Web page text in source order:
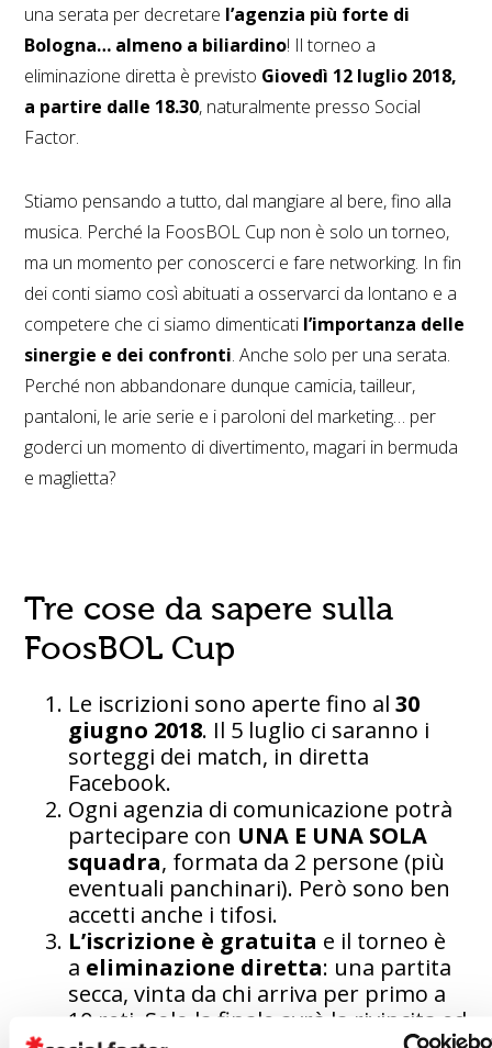
una serata per decretare l’agenzia più forte di
Bologna… almeno a biliardino! Il torneo a
eliminazione diretta è previsto Giovedì 12 luglio 2018,
a partire dalle 18.30, naturalmente presso Social
Factor.
Stiamo pensando a tutto, dal mangiare al bere, fino alla
musica. Perché la FoosBOL Cup non è solo un torneo,
ma un momento per conoscerci e fare networking. In fin
dei conti siamo così abituati a osservarci da lontano e a
competere che ci siamo dimenticati l’importanza delle
sinergie e dei confronti. Anche solo per una serata.
Perché non abbandonare dunque camicia, tailleur,
pantaloni, le arie serie e i paroloni del marketing… per
goderci un momento di divertimento, magari in bermuda
e maglietta?
Tre cose da sapere sulla
FoosBOL Cup
Le iscrizioni sono aperte fino al30
giugno 2018. Il 5 luglio ci saranno i
sorteggi dei match, in diretta
Facebook.
Ogni agenzia di comunicazione potrà
partecipare con UNA E UNA SOLA
squadra, formata da 2 persone (più
eventuali panchinari). Però sono ben
accetti anche i tifosi.
L’iscrizione è gratuita e il torneo è
a eliminazione diretta: una partita
secca, vinta da chi arriva per primo a
10 reti. Solo la finale avrà la rivincita ed